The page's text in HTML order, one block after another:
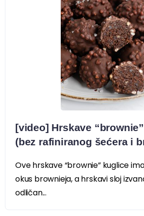
[video] Hrskave
(bez rafiniranog šećera i
Ove hrskave “brownie” kuglice
okus brownieja, a hrskavi sloj
odličan...